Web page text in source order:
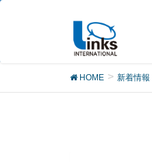
リリース
HOME 新着情報